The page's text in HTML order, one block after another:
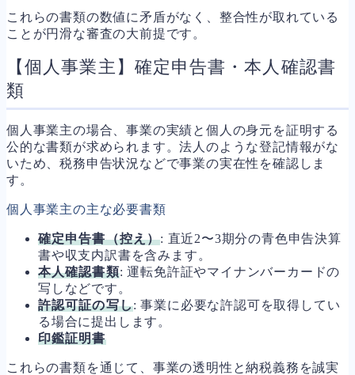
これらの書類の数値に矛盾がなく、整合性が取れている
ことが円滑な審査の大前提です。
【個人事業主】確定申告書・本人確認書
類
個人事業主の場合、事業の実績と個人の身元を証明する
公的な書類が求められます。法人のような登記情報がな
いため、税務申告状況などで事業の実在性を確認しま
す。
個人事業主の主な必要書類
確定申告書（控え）: 直近2〜3期分の青色申告決算
書や収支内訳書を含みます。
本人確認書類: 運転免許証やマイナンバーカードの
写しなどです。
許認可証の写し: 事業に必要な許認可を取得してい
る場合に提出します。
印鑑証明書
これらの書類を通じて、事業の透明性と納税義務を誠実